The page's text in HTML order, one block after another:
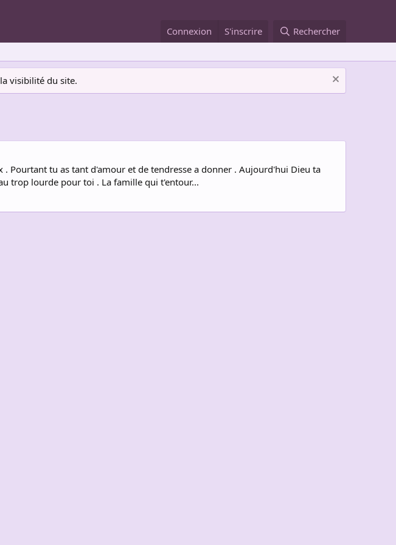
Connexion S'inscrire Rechercher
visibilité du site.
Pourtant tu as tant d'amour et de tendresse a donner . Aujourd'hui Dieu ta
trop lourde pour toi . La famille qui t'entour...